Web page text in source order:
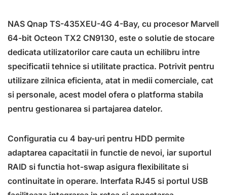
NAS Qnap TS-435XEU-4G 4-Bay, cu procesor Marvell
64-bit Octeon TX2 CN9130, este o solutie de stocare
dedicata utilizatorilor care cauta un echilibru intre
specificatii tehnice si utilitate practica. Potrivit pentru
utilizare zilnica eficienta, atat in medii comerciale, cat
si personale, acest model ofera o platforma stabila
pentru gestionarea si partajarea datelor.
Configuratia cu 4 bay-uri pentru HDD permite
adaptarea capacitatii in functie de nevoi, iar suportul
RAID si functia hot-swap asigura flexibilitate si
continuitate in operare. Interfata RJ45 si portul USB